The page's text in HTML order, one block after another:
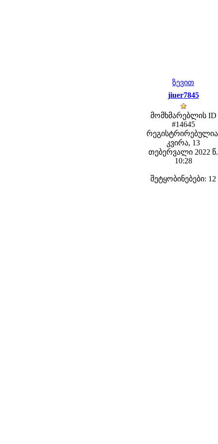
ზევით
jiuer7845
მომხმარებლის ID
#14645
კვირა, 13
თებერვალი 2022 წ.
10:28
შეტყობინებები: 12